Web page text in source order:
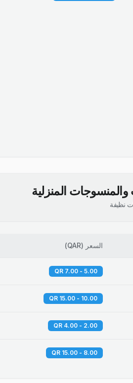
المنزلية
نظيفة
السعر (
QAR
)
5.00 - 7.00 QR
10.00 - 15.00 QR
2.00 - 4.00 QR
8.00 - 15.00 QR